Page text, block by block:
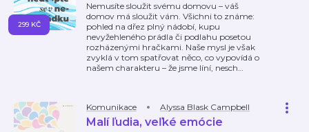
Nemusíte sloužit svému domovu – váš
domov má sloužit vám. Všichni to známe:
pohled na dřez plný nádobí, kupu
nevyžehleného prádla či podlahu posetou
rozházenými hračkami. Naše mysl je však
zvyklá v tom spatřovat něco, co vypovídá o
našem charakteru – že jsme líní, nesch…
299 KČ
Komunikace Alyssa Blask Campbell
Malí ľudia, veľké emócie